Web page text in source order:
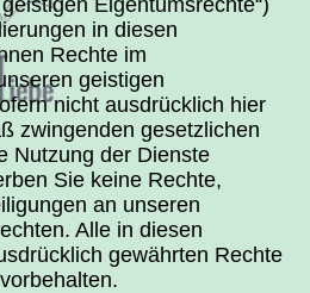
in diesen
Rechte im
geistigen
nicht ausdrücklich hier
zwingenden gesetzlichen
Nutzung der Dienste
Sie keine Rechte,
an unseren
Alle in diesen
gewährten Rechte